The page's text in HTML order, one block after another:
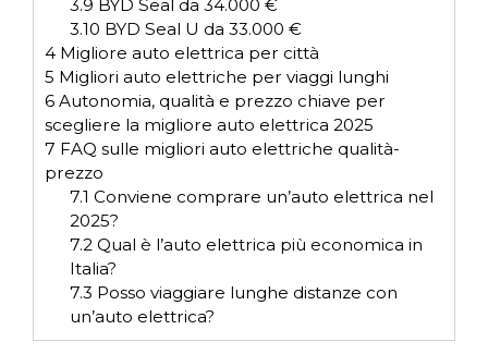
3.9 BYD Seal da 34.000 €
3.10 BYD Seal U da 33.000 €
4 Migliore auto elettrica per città
5 Migliori auto elettriche per viaggi lunghi
6 Autonomia, qualità e prezzo chiave per
scegliere la migliore auto elettrica 2025
7 FAQ sulle migliori auto elettriche qualità-
prezzo
7.1 Conviene comprare un’auto elettrica nel
2025?
7.2 Qual è l’auto elettrica più economica in
Italia?
7.3 Posso viaggiare lunghe distanze con
un’auto elettrica?